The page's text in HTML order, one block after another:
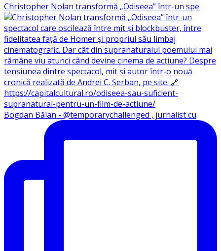
Christopher Nolan transformă „Odiseea” într-un spe
Bogdan Bălan - @temporarychallenged , jurnalist cu